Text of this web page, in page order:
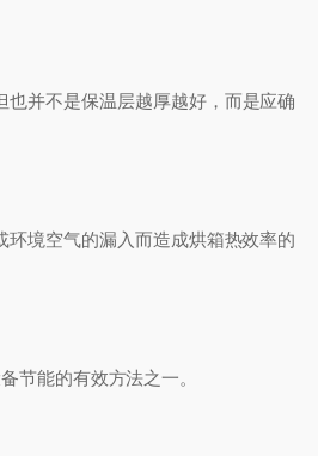
并不是保温层越厚越好，而是应确
境空气的漏入而造成烘箱热效率的
节能的有效方法之一。